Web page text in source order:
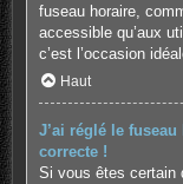
fuseau horaire,
accessible qu’aux
c’est l’occasion
Haut
J’ai réglé le
correcte !
Si vous êtes certain